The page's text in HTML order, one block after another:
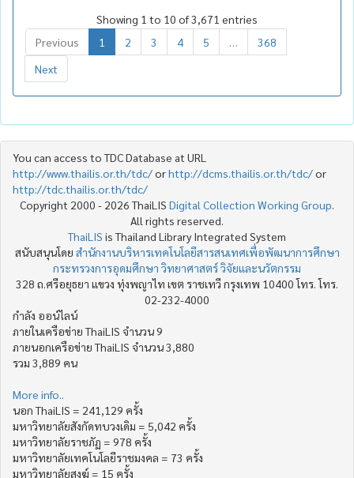
Showing 1 to 10 of 3,671 entries
Previous
1 2 3 4 5
368
Next
You can access to TDC Database at URL
http://www.thailis.or.th/tdc/orhttp://dcms.thailis.or.th/tdc/or
http://tdc.thailis.or.th/tdc/
Copyright 2000 - 2026 ThaiLIS Digital Collection Working Group
All rights reserved.
ThaiLIS is Thailand Library Integrated System
สนับสนุนโดย สำนักงานบริหารเทคโนโลยีสารสนเทศเพื่อพัฒนาการศึกษา
กระทรวงการอุดมศึกษา วิทยาศาสตร์ วิจัยและนวัตกรรม
328 ถ.ศรีอยุธยา แขวง ทุ่งพญาไท เขต ราชเทวี กรุงเทพ 10400 โทร. โทร.
02-232-4000
กำลัง ออน์ไลน์
ภายในเครือข่าย ThaiLIS จำนวน 9
ภายนอกเครือข่าย ThaiLIS จำนวน 3,880
รวม 3,889 คน
More info..
นอก ThaiLIS = 241,129 ครั้ง
มหาวิทยาลัยสังกัดทบวงเดิม = 5,042 ครั้ง
มหาวิทยาลัยราชภัฏ = 978 ครั้ง
มหาวิทยาลัยเทคโนโลยีราชมงคล = 73 ครั้ง
มหาวิทยาลัยสงฆ์ = 15 ครั้ง